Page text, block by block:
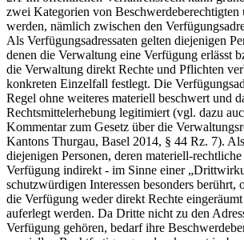
zwei Kategorien von Beschwerdeberechtigten
werden, nämlich zwischen den
Als Verfügungsadressaten gelten diejenigen
denen die Verwaltung eine Verfügung erlässt
die Verwaltung direkt Rechte und Pflichten
konkreten Einzelfall festlegt. Die
Regel ohne weiteres materiell beschwert und
Rechtsmittelerhebung legitimiert (vgl. dazu
Kommentar zum Gesetz über die
Kantons Thurgau, Basel 2014, § 44 Rz. 7).
diejenigen Personen, deren materiell-
Verfügung indirekt - im Sinne einer
schutzwürdigen Interessen besonders berührt,
die Verfügung weder direkt Rechte
auferlegt werden. Da Dritte nicht zu den
Verfügung gehören, bedarf ihre